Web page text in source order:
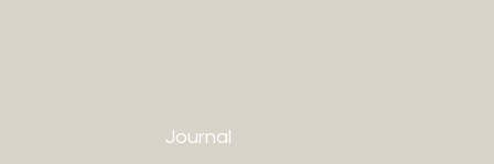
Journal